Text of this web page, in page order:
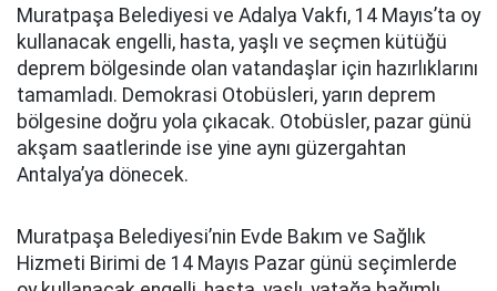
Muratpaşa Belediyesi ve Adalya Vakfı, 14 Mayıs’ta oy
kullanacak engelli, hasta, yaşlı ve seçmen kütüğü
deprem bölgesinde olan vatandaşlar için hazırlıklarını
tamamladı. Demokrasi Otobüsleri, yarın deprem
bölgesine doğru yola çıkacak. Otobüsler, pazar günü
akşam saatlerinde ise yine aynı güzergahtan
Antalya’ya dönecek.
Muratpaşa Belediyesi’nin Evde Bakım ve Sağlık
Hizmeti Birimi de 14 Mayıs Pazar günü seçimlerde